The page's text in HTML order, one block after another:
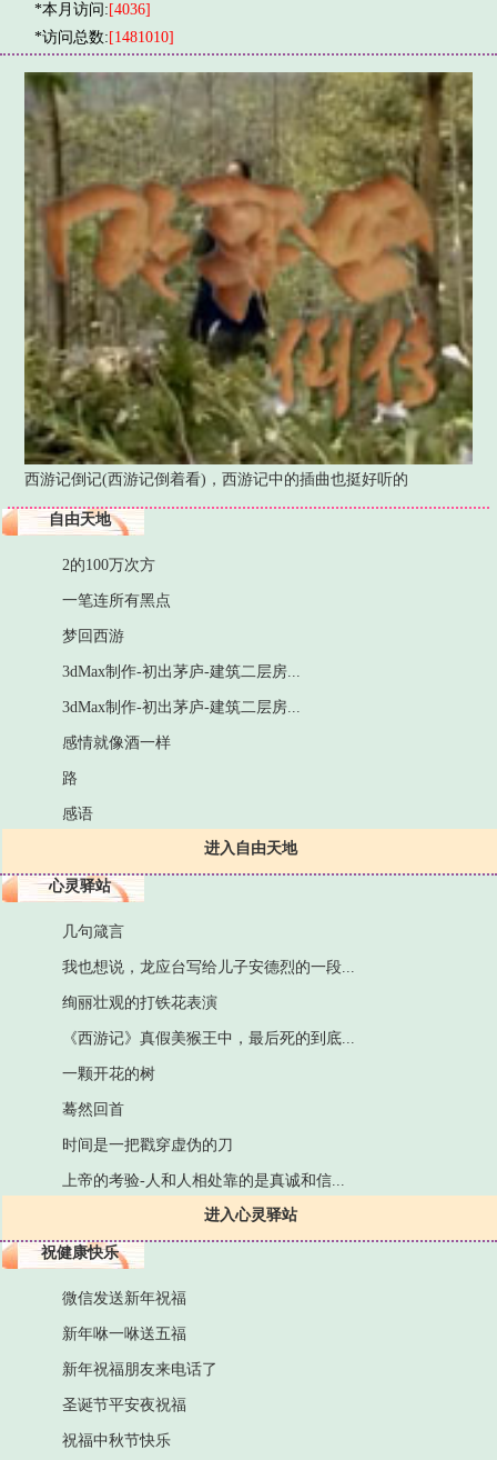
*本月访问: [4036]
*访问总数: [1481010]
西游记倒记(西游记倒着看)，西游记中的插曲也挺好听的
自由天地
进入自由天地
2的100万次方
一笔连所有黑点
梦回西游
3dMax制作-初出茅庐-建筑二层房...
3dMax制作-初出茅庐-建筑二层房...
感情就像酒一样
路
感语
心灵驿站
进入心灵驿站
几句箴言
我也想说，龙应台写给儿子安德烈的一段...
绚丽壮观的打铁花表演
《西游记》真假美猴王中，最后死的到底...
一颗开花的树
蓦然回首
时间是一把戳穿虚伪的刀
上帝的考验-人和人相处靠的是真诚和信...
祝健康快乐
微信发送新年祝福
新年咻一咻送五福
新年祝福朋友来电话了
圣诞节平安夜祝福
祝福中秋节快乐